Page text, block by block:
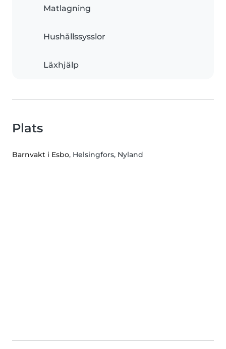
Matlagning
Hushållssysslor
Läxhjälp
Plats
Barnvakt i Esbo, Helsingfors, Nyland